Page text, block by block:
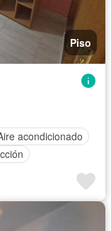
Piso
acondicionado